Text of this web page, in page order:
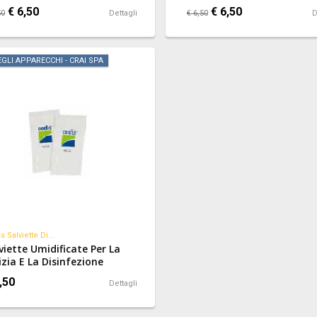
Acustici.
€ 6,50 Dettagli
Apparecchi Acustici.
€ 6,50 € 6,50
APPARECCHI - CRAI SPA
Salviette Di...
Umidificate Per La
E La Disinfezione
Ed Efficace (efficace
Batteri, Funghi, Virus
Dettagli